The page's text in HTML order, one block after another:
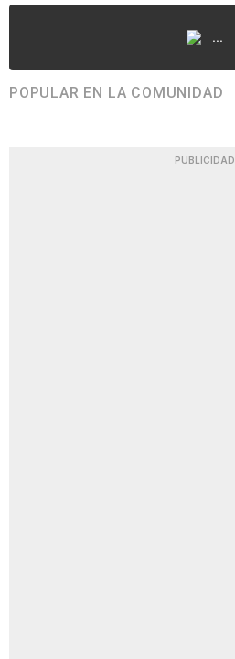
...
POPULAR EN LA COMUNIDAD
PUBLICIDAD